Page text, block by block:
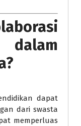
dapat
dari swasta
memperluas